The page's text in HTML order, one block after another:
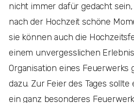
nicht immer dafür gedacht
nach der Hochzeit schöne
sie können auch die
einem unvergesslichen
Organisation eines Feuerwerks
dazu. Zur Feier des Tages
ein ganz besonderes